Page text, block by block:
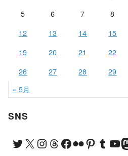
5
6 7 8
12
13 14 15
19
20 21 22
26
27 28 29
« 5月
SNS
Twitter X Instagram Threads Facebook Flickr Pinterest Tumblr YouTube Mastodon